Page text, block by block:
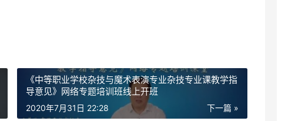
《中等职业学校杂技与魔术表演专业杂技专业课教学指
导意见》网络专题培训班线上开班
下一篇 »
2020年7月31日 22:28